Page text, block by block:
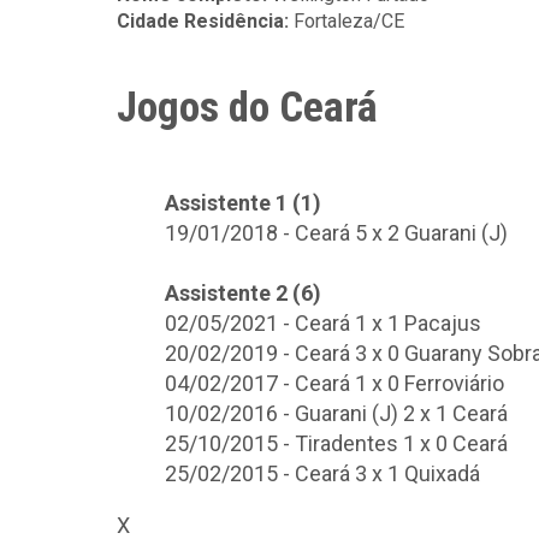
Cidade Residência: Fortaleza/CE
Jogos do Ceará
Assistente 1 (1)
19/01/2018 - Ceará 5 x 2 Guarani (J)
Assistente 2 (6)
02/05/2021 - Ceará 1 x 1 Pacajus
20/02/2019 - Ceará 3 x 0 Guarany
04/02/2017 - Ceará 1 x 0 Ferroviário
10/02/2016 - Guarani (J) 2 x 1 Ceará
25/10/2015 - Tiradentes 1 x 0 Ceará
25/02/2015 - Ceará 3 x 1 Quixadá
X